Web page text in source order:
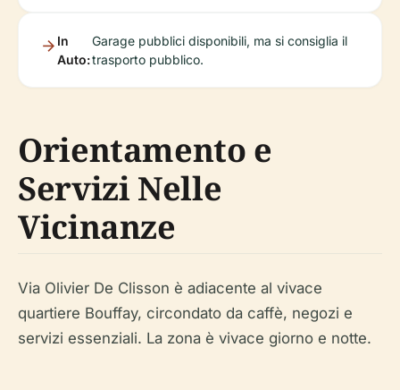
In
Auto:
Garage pubblici disponibili, ma si consiglia il
trasporto pubblico.
Orientamento e
Servizi Nelle
Vicinanze
Via Olivier De Clisson è adiacente al vivace
quartiere Bouffay, circondato da caffè, negozi e
servizi essenziali. La zona è vivace giorno e notte.